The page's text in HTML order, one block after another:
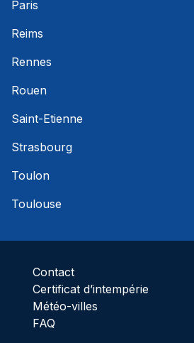
Paris
Reims
Rennes
Rouen
Saint-Etienne
Strasbourg
Toulon
Toulouse
Contact
Certificat d’intempérie
Météo-villes
FAQ